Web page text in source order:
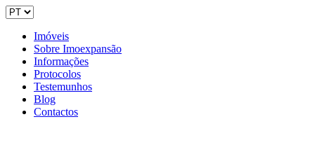
Imóveis
Sobre Imoexpansão
Informações
Protocolos
Testemunhos
Blog
Contactos